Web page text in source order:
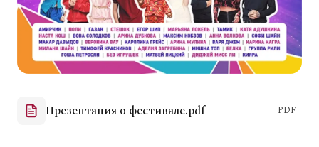
Презентация о фестивале.pdf PDF